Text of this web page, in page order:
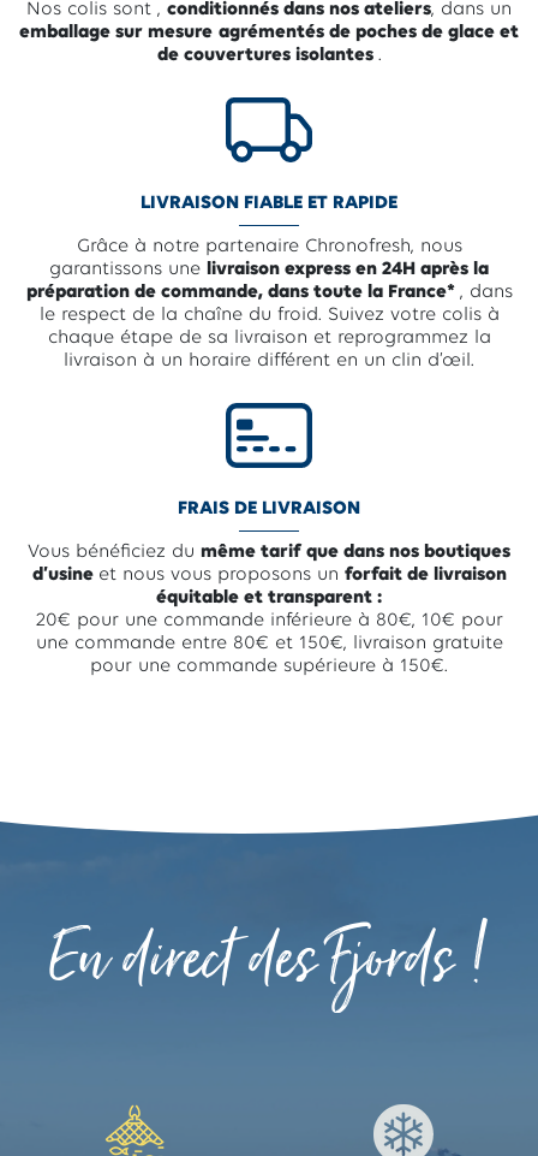
Nos colis sont , conditionnés dans nos ateliers, dans un
emballage sur mesure agrémentés de poches de glace et
de couvertures isolantes .
LIVRAISON FIABLE ET RAPIDE
Grâce à notre partenaire Chronofresh, nous
garantissons une livraison express en 24H après la
préparation de commande, dans toute la France* , dans
le respect de la chaîne du froid. Suivez votre colis à
chaque étape de sa livraison et reprogrammez la
livraison à un horaire différent en un clin d’œil.
FRAIS DE LIVRAISON
Vous bénéficiez du même tarif que dans nos boutiques
d’usine et nous vous proposons un forfait de livraison
équitable et transparent :
20€ pour une commande inférieure à 80€, 10€ pour
une commande entre 80€ et 150€, livraison gratuite
pour une commande supérieure à 150€.
En direct des Fjords !